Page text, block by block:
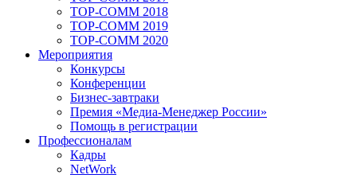
TOP-COMM 2018
TOP-COMM 2019
TOP-COMM 2020
Мероприятия
Конкурсы
Конференции
Бизнес-завтраки
Премия «Медиа-Менеджер России»
Помощь в регистрации
Профессионалам
Кадры
NetWork